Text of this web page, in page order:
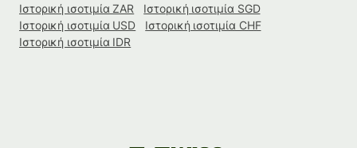
Ιστορική ισοτιμία ZAR
Ιστορική ισοτιμία SGD
Ιστορική ισοτιμία USD
Ιστορική ισοτιμία CHF
Ιστορική ισοτιμία IDR